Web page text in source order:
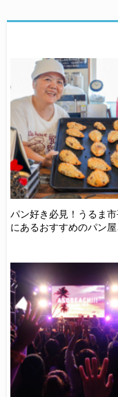
パン好き必見！うるま
にあるおすすめのパン